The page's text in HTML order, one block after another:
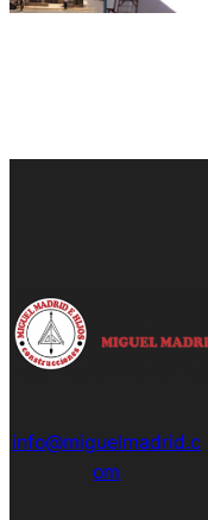
info@miguelmadrid.c
om